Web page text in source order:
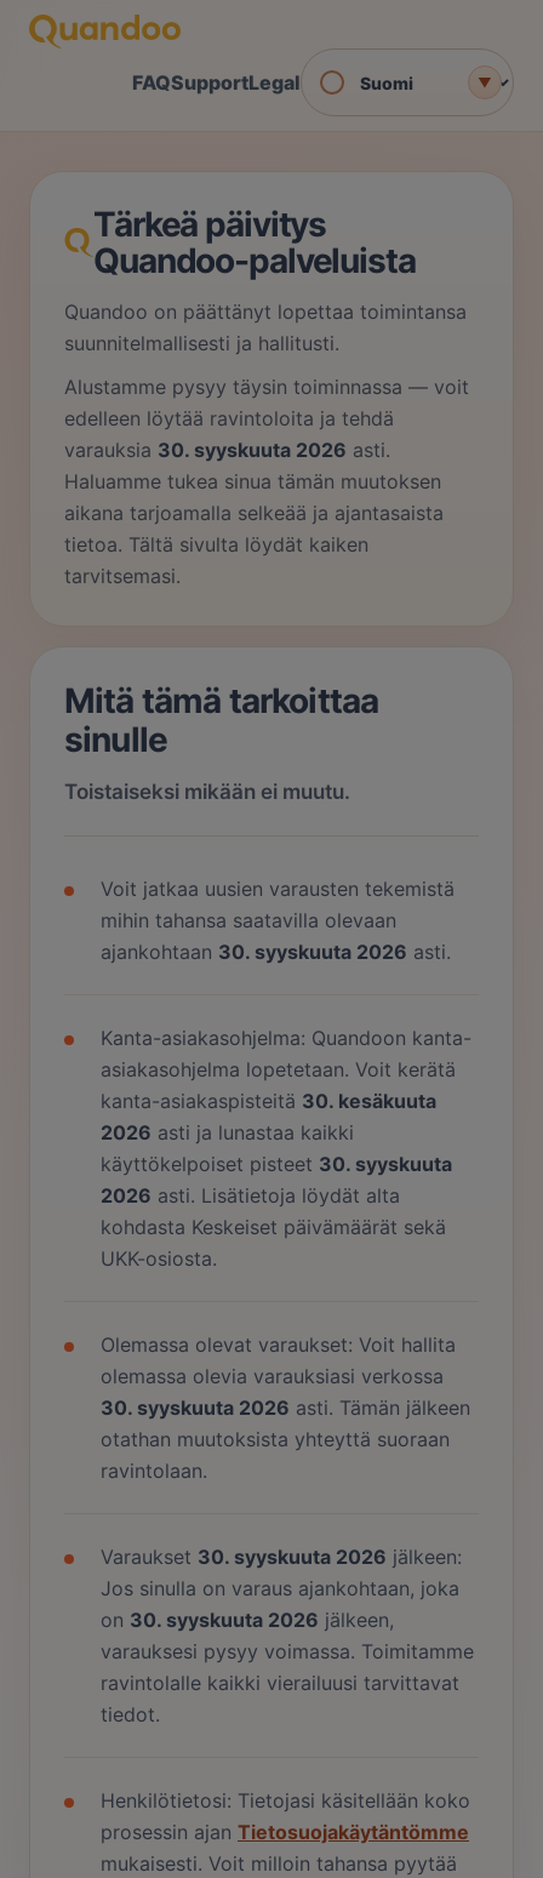
FAQSupportLegal ▼
Tärkeä päivitys
Quandoo-palveluista
Quandoo on päättänyt lopettaa toimintansa
suunnitelmallisesti ja hallitusti.
Alustamme pysyy täysin toiminnassa — voit
edelleen löytää ravintoloita ja tehdä
varauksia 30. syyskuuta 2026 asti.
Haluamme tukea sinua tämän muutoksen
aikana tarjoamalla selkeää ja ajantasaista
tietoa. Tältä sivulta löydät kaiken
tarvitsemasi.
Mitä tämä tarkoittaa
sinulle
Toistaiseksi mikään ei muutu.
Voit jatkaa uusien varausten tekemistä
mihin tahansa saatavilla olevaan
ajankohtaan 30. syyskuuta 2026 asti.
Kanta-asiakasohjelma: Quandoon kanta-
asiakasohjelma lopetetaan. Voit kerätä
kanta-asiakaspisteitä 30. kesäkuuta
2026 asti ja lunastaa kaikki
käyttökelpoiset pisteet 30. syyskuuta
2026 asti. Lisätietoja löydät alta
kohdasta Keskeiset päivämäärät sekä
UKK-osiosta.
Olemassa olevat varaukset: Voit hallita
olemassa olevia varauksiasi verkossa
30. syyskuuta 2026 asti. Tämän jälkeen
otathan muutoksista yhteyttä suoraan
ravintolaan.
Varaukset 30. syyskuuta 2026 jälkeen:
Jos sinulla on varaus ajankohtaan, joka
on 30. syyskuuta 2026 jälkeen,
varauksesi pysyy voimassa. Toimitamme
ravintolalle kaikki vierailuusi tarvittavat
tiedot.
Henkilötietosi: Tietojasi käsitellään koko
prosessin ajan Tietosuojakäytäntömme
mukaisesti. Voit milloin tahansa pyytää